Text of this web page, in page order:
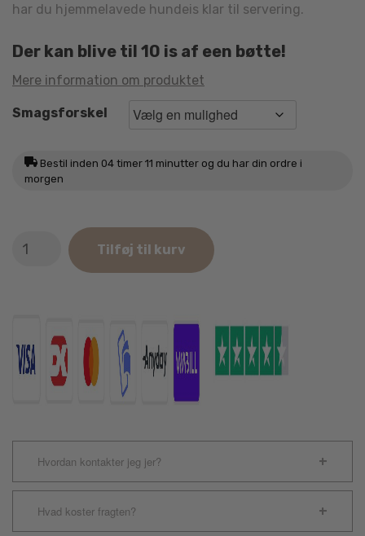
har du hjemmelavede hundeis klar til servering.
Der kan blive til 10 is af een bøtte!
Mere information om produktet
Smagsforskel
Bestil inden 04 timer 11 minutter og du har din ordre i
morgen
Tilføj til kurv
Hvordan kontakter jeg jer?
Hvad koster fragten?